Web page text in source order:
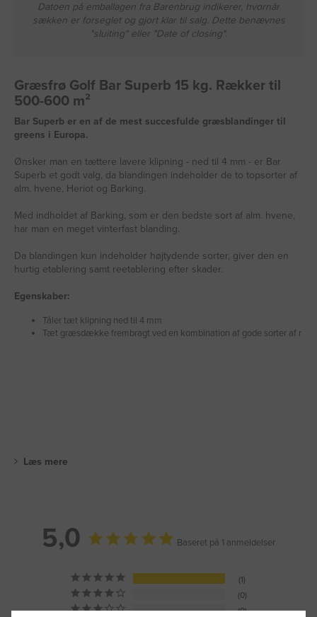
Datoen på emballagen fra Barenbrug indikerer, hvornår
sækken er forseglet og gjort klar til salg. Dette benævnes
"sluiting" eller "Date of closing".
Græsfrø Golf Bar Superb 15 kg. Rækker til
500-600 m²
Bar Superb er en af de mest succesfulde græsblandinger til
greens i Europa.
Ønsker man en tættere lavere klipning - ned til 4 mm - er Bar
Superb et godt valg, da blandingen indeholder de to topsorter af
alm. hvene, Heriot og Barking.
Med indholdet af Barking, som er den bedste sort af alm. hvene,
har man en meget vinterfast blanding.
Da blandingen kun indeholder højtydende sorter, giver den en
hurtig etablering samt reetablering efter skader.
Egenskaber:
Tåler tæt klipning ned til 4 mm
Tæt græsdække frembragt ved en kombination af gode sorter af r
Læs mere
5,0 Baseret på 1 anmeldelser
1
0
0